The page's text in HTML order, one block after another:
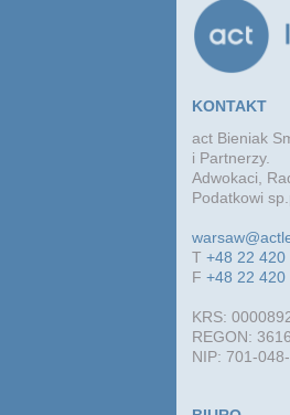
KONTAKT
act Bieniak
i Partnerzy.
Adwokaci,
Podatkowi
T+48 22 420
F+48 22 420
KRS:
REGON:
NIP: 701-